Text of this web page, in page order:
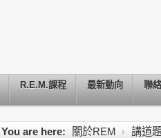
R.E.M.課程 最新動向 聯
You are here: 關於REM 講道